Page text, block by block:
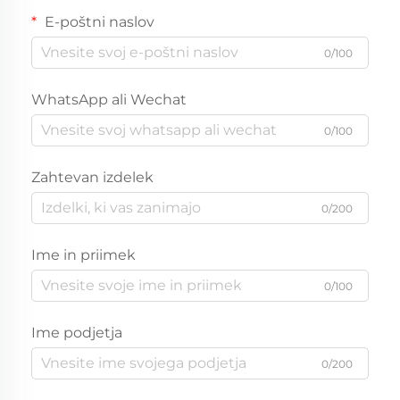
E-poštni naslov
0/100
WhatsApp ali Wechat
0/100
Zahtevan izdelek
0/200
Ime in priimek
0/100
Ime podjetja
0/200